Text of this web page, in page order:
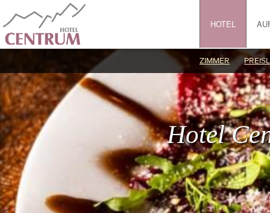
HOTEL
ZIMMER
Hotel